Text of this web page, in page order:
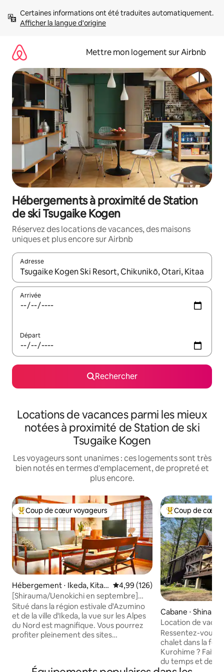
directement
Afficher la langue d'origine
Mettre mon logement sur Airbnb
Hébergements à proximité de Station
de ski Tsugaike Kogen
Réservez des locations de vacances, des maisons
uniques et plus encore sur Airbnb
Adresse
Lorsque les résultats s'affichent, utilisez les flèches vers le
Arrivée
Départ
Rechercher
Locations de vacances parmi les mieux
notées à proximité de Station de ski
Tsugaike Kogen
Les voyageurs sont unanimes : ces logements sont très
bien notés en termes d'emplacement, de propreté et
plus encore.
Coups de cœur voyageurs les plus appréciés
Coup de cœur voyageurs
Hébergement ⋅ Ikeda, Kitaa
zumi District
Évaluation moyenne sur la
4,99 (126)
[Shirauma/Uenokichi en septembre]
Location d'un logement entier pour 12
personnes maximum | 2 saunas
authentiques
Situé dans la région estivale d'Azumino
et de la ville d'Ikeda, la vue sur les Alpes
du Nord est magnifique. Vous pourrez
profiter pleinement des sites
alpine Tateyama Kurobe, Hakuba et
Coups de cœur
Coup de cœur
Cabane ⋅ Shinano
Location de
Ressentez-vous
chalet dans la
Kurohime ?
du temps et des